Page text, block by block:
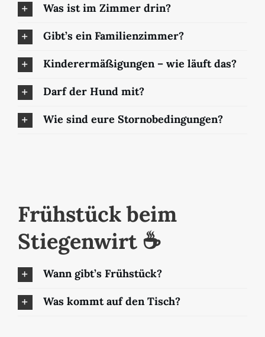
Was ist im Zimmer drin?
Gibt’s ein Familienzimmer?
Kinderermäßigungen – wie läuft das?
Darf der Hund mit?
Wie sind eure Stornobedingungen?
Frühstück beim
Stiegenwirt ☕️
Wann gibt’s Frühstück?
Was kommt auf den Tisch?